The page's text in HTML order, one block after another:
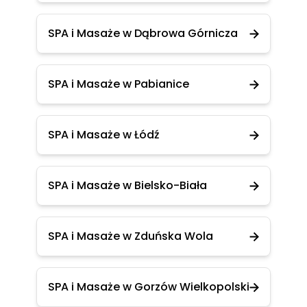
SPA i Masaże w Dąbrowa Górnicza
SPA i Masaże w Pabianice
SPA i Masaże w Łódź
SPA i Masaże w Bielsko-Biała
SPA i Masaże w Zduńska Wola
SPA i Masaże w Gorzów Wielkopolski